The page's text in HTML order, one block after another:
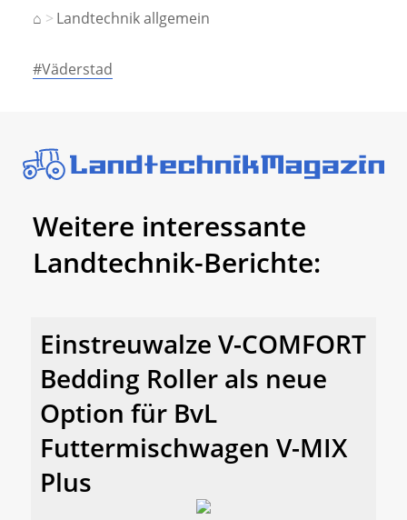
⌂ Landtechnik allgemein
#Väderstad
Weitere interessante
Landtechnik-Berichte:
Einstreuwalze V-COMFORT
Bedding Roller als neue
Option für BvL
Futtermischwagen V-MIX
Plus